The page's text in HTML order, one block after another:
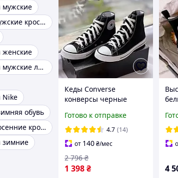
мужские
Зимние мужские кроссовки
женские
Кроссовки мужские летние
Nike
обувь
Мужские осенние кроссовки
зимние
Кеды Converse
конверсы черные
Converse мужские и
женские черно белые
36-41 размер
Готово к отправке
4.7 (14)
от 140₴/мес
1 398₴
2 796 ₴
4